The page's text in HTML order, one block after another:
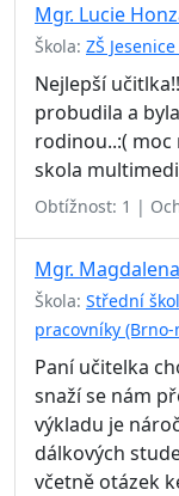
Mgr. Lucie
Škola: ZŠ
Nejlepší
probudila a
rodinou..:(
skola
Obtížnost: 1 |
Mgr.
Škola: Střední
pracovníky (Brno-
Paní učitelka
snaží se nám
výkladu je
dálkových
včetně otázek